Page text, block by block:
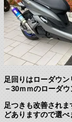
足回りはローダウ
－30ｍｍのローダウ
足つきも改善され
どありますので選べ